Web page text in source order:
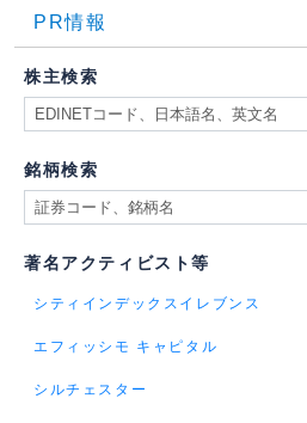
PR情報
株主検索
銘柄検索
著名アクティビスト等
シティインデックスイレブンス
エフィッシモ キャピタル
シルチェスター